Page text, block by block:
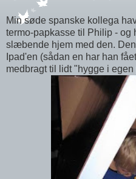
Min søde spanske kollega
termo-papkasse til Philip - og
slæbende hjem med den.
Ipad'en (sådan en har han
medbragt til lidt "hygge i egen